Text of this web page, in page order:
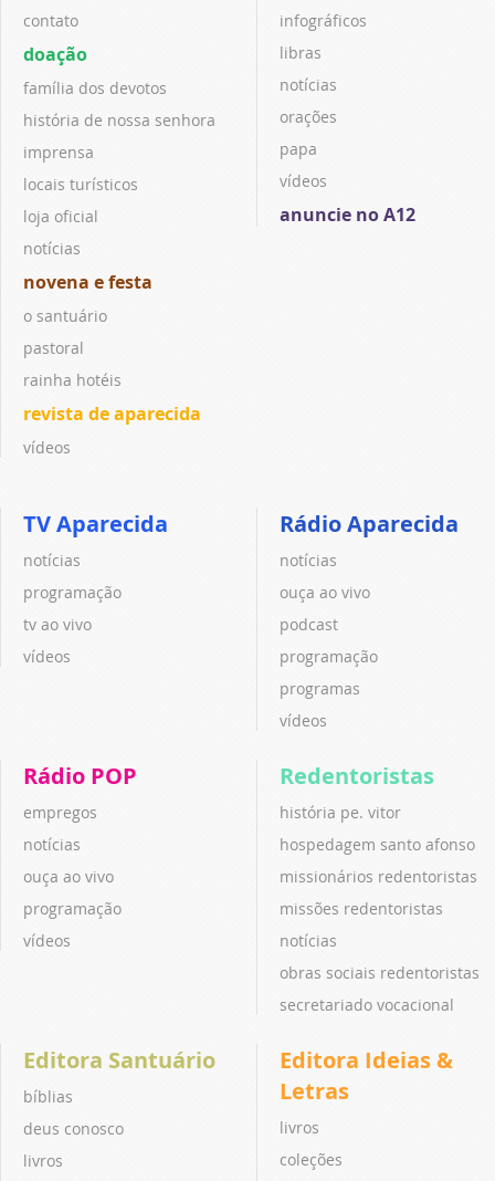
contato
doação
família dos devotos
história de nossa senhora
imprensa
locais turísticos
loja oficial
notícias
novena e festa
o santuário
pastoral
rainha hotéis
revista de aparecida
vídeos
infográficos
libras
notícias
orações
papa
vídeos
anuncie no A12
TV Aparecida
notícias
programação
tv ao vivo
vídeos
Rádio Aparecida
notícias
ouça ao vivo
podcast
programação
programas
vídeos
Rádio POP
empregos
notícias
ouça ao vivo
programação
vídeos
Redentoristas
história pe. vitor
hospedagem santo afonso
missionários redentoristas
missões redentoristas
notícias
obras sociais redentoristas
secretariado vocacional
Editora Santuário
bíblias
deus conosco
livros
Editora Ideias &
Letras
livros
coleções